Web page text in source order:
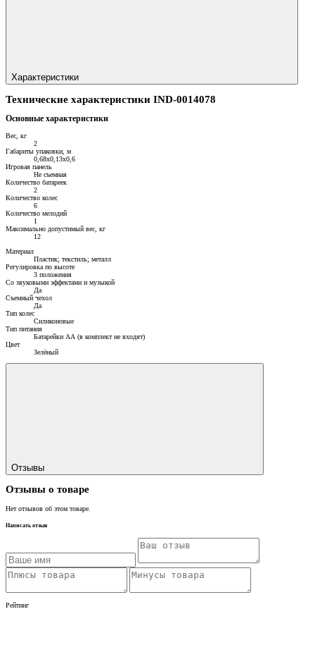
Характеристики
Технические характеристики IND-0014078
Основные характеристики
Вес, кг
2
Габариты упаковки, м
0,68x0,13x0,6
Игровая панель
Не съемная
Количество батареек
2
Количество колес
6
Количество мелодий
1
Максимально допустимый вес, кг
12
Материал
Пластик; текстиль; металл
Регулировка по высоте
3 положения
Со звуковыми эффектами и музыкой
Да
Съемный чехол
Да
Тип колес
Силиконовые
Тип питания
Батарейки АА (в комплект не входят)
Цвет
Зелёный
Отзывы
Отзывы о товаре
Нет отзывов об этом товаре.
Написать отзыв
Рейтинг